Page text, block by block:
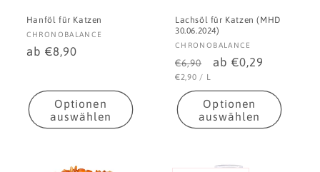
Hanföl für Katzen
Anbieter:
CHRONOBALANCE
Normaler
ab €8,90
Optionen
auswählen
Lachsöl für Katzen (MHD
30.06.2024)
Anbieter:
CHRONOBALANCE
Normaler
Preis
€6,90 Verkaufspreis
ab €0,29
STÜCKPREIS
€2,90 / PRO
L
Optionen
auswählen